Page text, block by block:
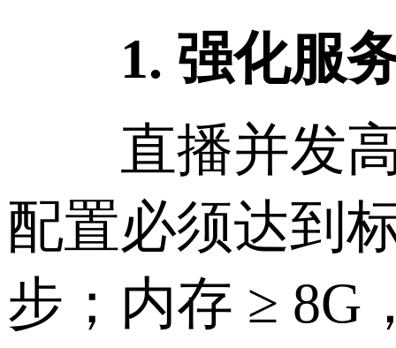
1. 强化服务
直播并发高
配置必须达到
步；内存 ≥ 8G